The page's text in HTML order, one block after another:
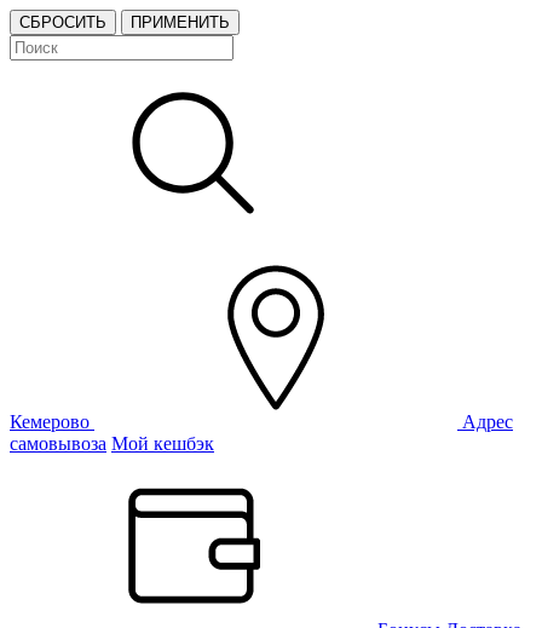
СБРОСИТЬ ПРИМЕНИТЬ
Кемерово
Адрес
самовывоза Мой кешбэк